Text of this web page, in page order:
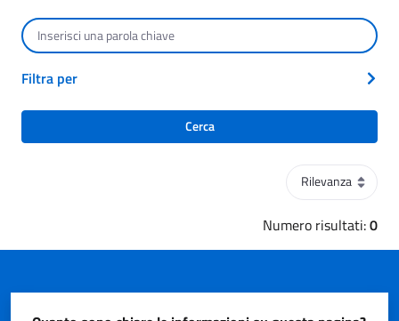
Ordinamento
Numero risultati:0
Cerca per testo
Filtra per
Cerca